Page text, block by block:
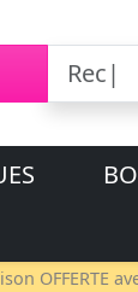
OFFERTE